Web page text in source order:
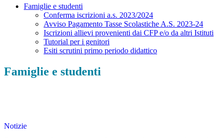
Famiglie e studenti
Conferma iscrizioni a.s. 2023/2024
Avviso Pagamento Tasse Scolastiche A.S. 2023-24
Iscrizioni allievi provenienti dai CFP e/o da altri Istituti
Tutorial per i genitori
Esiti scrutini primo periodo didattico
Famiglie e studenti
Notizie